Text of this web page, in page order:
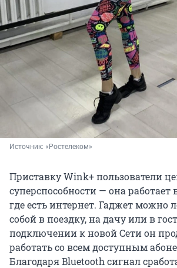
Источник: «Ростелеком»
Приставку Wink+ пользователи
суперспособности — она работает
где есть интернет. Гаджет можно
собой в поездку, на дачу или в
подключении к новой Сети он
работать со всем доступным
Благодаря Bluetooth сигнал